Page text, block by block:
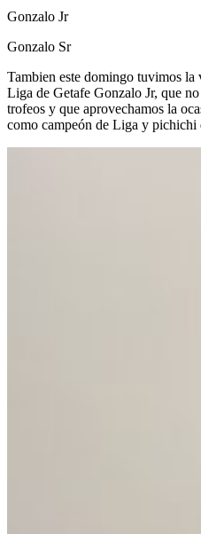
Gonzalo Jr
Gonzalo Sr
Tambien este domingo tuvimos la
Liga de Getafe Gonzalo Jr, que
trofeos y que aprovechamos la
como campeón de Liga y pichichi